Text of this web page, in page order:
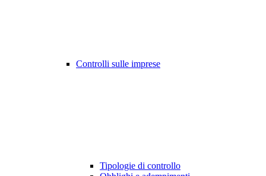
Controlli sulle imprese
Tipologie di controllo